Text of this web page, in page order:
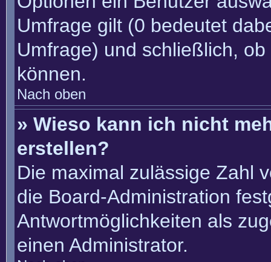
Umfrage gilt (0 bedeutet
Umfrage) und schließlich,
können.
Nach oben
» Wieso kann ich nicht
erstellen?
Die maximal zulässige Zahl
die Board-Administration
Antwortmöglichkeiten als
einen Administrator.